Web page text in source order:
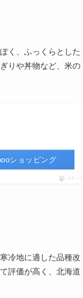
く、ふっくらとした
りや丼物など、米の
ショッピング
ポチップ
冷地に適した品種改
評価が高く、北海道